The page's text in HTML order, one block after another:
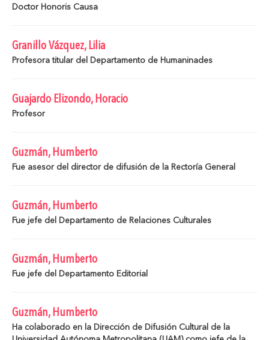
Doctor Honoris Causa
Granillo Vázquez, Lilia
Profesora titular del Departamento de Humaninades
Guajardo Elizondo, Horacio
Profesor
Guzmán, Humberto
Fue asesor del director de difusión de la Rectoría General
Guzmán, Humberto
Fue jefe del Departamento de Relaciones Culturales
Guzmán, Humberto
Fue jefe del Departamento Editorial
Guzmán, Humberto
Ha colaborado en la Dirección de Difusión Cultural de la